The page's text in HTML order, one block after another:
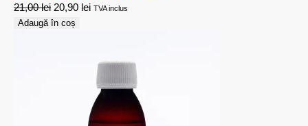
21,00lei 20,90 lei TVA inclus
Adaugă în coș